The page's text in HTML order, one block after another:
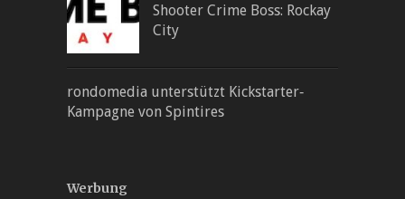
Shooter Crime Boss: Rockay
City
rondomedia unterstützt Kickstarter‐
Kampagne von Spintires
Werbung